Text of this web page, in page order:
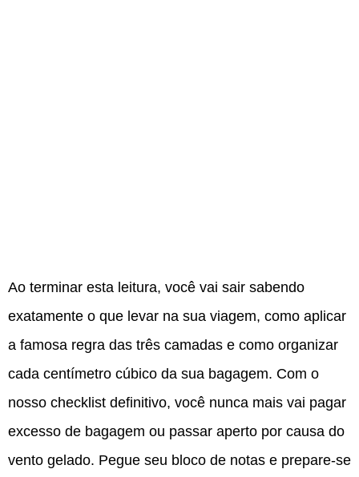
Ao terminar esta leitura, você vai sair sabendo
exatamente o que levar na sua viagem, como aplicar
a famosa regra das três camadas e como organizar
cada centímetro cúbico da sua bagagem. Com o
nosso checklist definitivo, você nunca mais vai pagar
excesso de bagagem ou passar aperto por causa do
vento gelado. Pegue seu bloco de notas e prepare-se